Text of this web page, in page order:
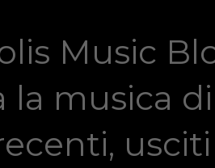
Music
la musica